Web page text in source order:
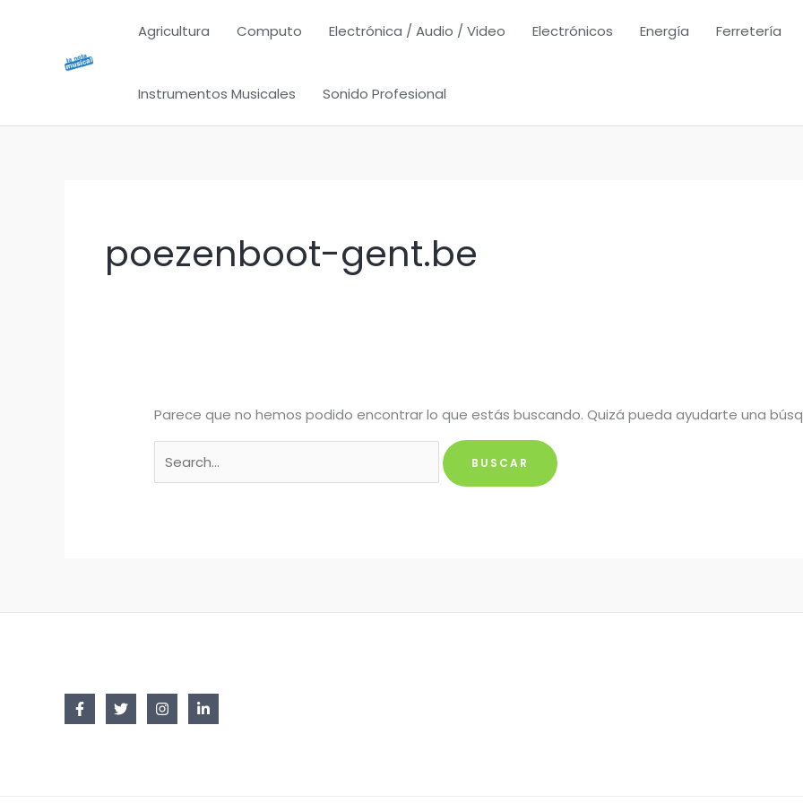
contenido
Agricultura Computo Electrónica / Audio / Video Electrónicos Energía Ferretería
Instrumentos Musicales Sonido Profesional
poezenboot-gent.be
Parece que no hemos podido encontrar lo que estás buscando. Quizá pueda ayudarte una